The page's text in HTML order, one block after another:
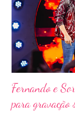
(Feira Agropecuária
Pontal Rodeo Music
social: os ingressos
não perecível. Toda a
Fernando e
para gravação